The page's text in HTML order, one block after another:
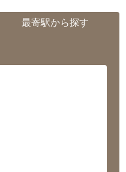
最寄駅から探す